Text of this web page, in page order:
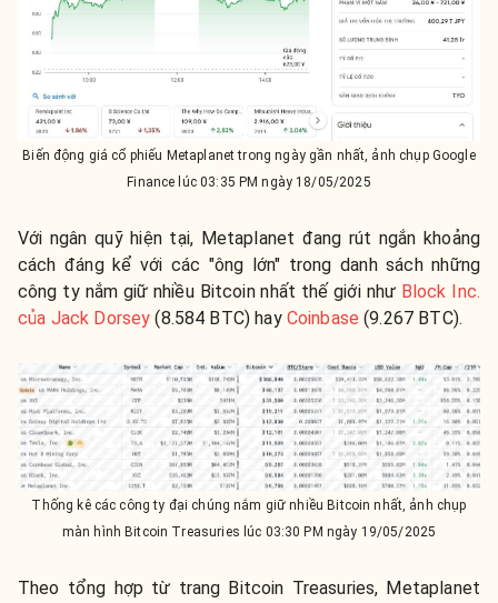
Biến động giá cổ phiếu Metaplanet trong ngày gần nhất, ảnh chụp Google
Finance lúc 03:35 PM ngày 18/05/2025
Với ngân quỹ hiện tại, Metaplanet đang rút ngắn khoảng
cách đáng kể với các "ông lớn" trong danh sách những
công ty nắm giữ nhiều Bitcoin nhất thế giới như Block Inc.
của Jack Dorsey (8.584 BTC) hay Coinbase (9.267 BTC).
Thống kê các công ty đại chúng nắm giữ nhiều Bitcoin nhất, ảnh chụp
màn hình Bitcoin Treasuries lúc 03:30 PM ngày 19/05/2025
Theo tổng hợp từ trang Bitcoin Treasuries, Metaplanet